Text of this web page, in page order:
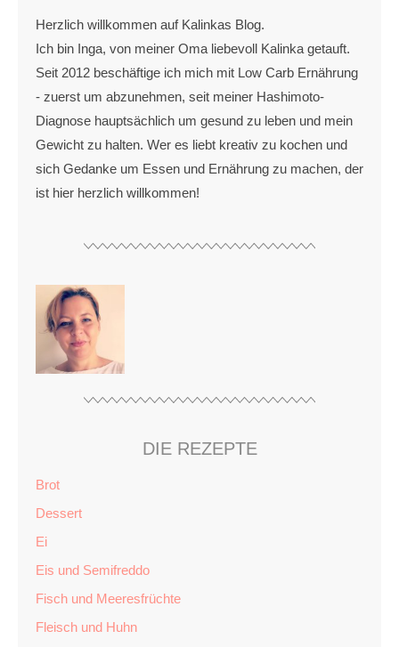
Herzlich willkommen auf Kalinkas Blog.
Ich bin Inga, von meiner Oma liebevoll Kalinka getauft.
Seit 2012 beschäftige ich mich mit Low Carb Ernährung
- zuerst um abzunehmen, seit meiner Hashimoto-
Diagnose hauptsächlich um gesund zu leben und mein
Gewicht zu halten. Wer es liebt kreativ zu kochen und
sich Gedanke um Essen und Ernährung zu machen, der
ist hier herzlich willkommen!
DIE REZEPTE
Brot
Dessert
Ei
Eis und Semifreddo
Fisch und Meeresfrüchte
Fleisch und Huhn